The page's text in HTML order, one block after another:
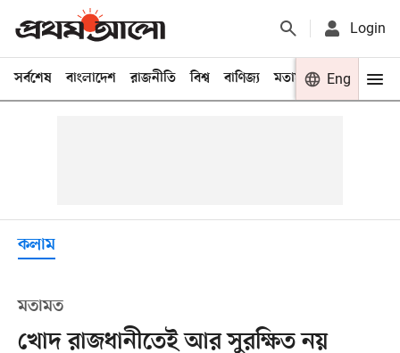
Login
সর্বশেষ বাংলাদেশ রাজনীতি বিশ্ব বাণিজ্য মতামত খেলা
Eng
কলাম
মতামত
খোদ রাজধানীতেই আর সুরক্ষিত নয়